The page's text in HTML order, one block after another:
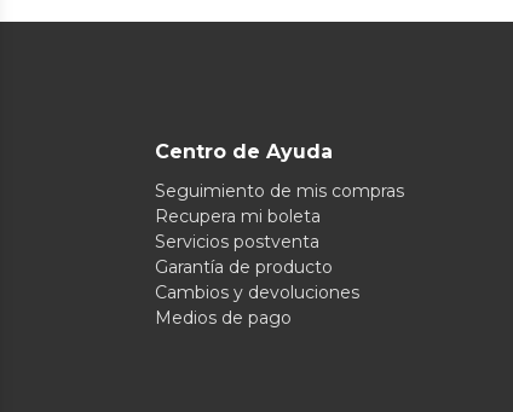
Centro de Ayuda
Seguimiento de mis compras
Recupera mi boleta
Servicios postventa
Garantía de producto
Cambios y devoluciones
Medios de pago